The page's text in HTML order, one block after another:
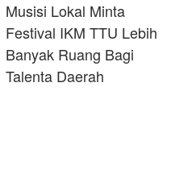
navigation
Musisi Lokal Minta
Festival IKM TTU Lebih
Banyak Ruang Bagi
Talenta Daerah